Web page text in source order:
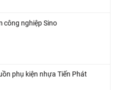
công nghiệp Sino
phụ kiện nhựa Tiến Phát